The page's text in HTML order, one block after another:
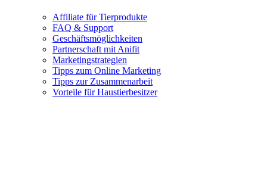
Affiliate für Tierprodukte
FAQ & Support
Geschäftsmöglichkeiten
Partnerschaft mit Anifit
Marketingstrategien
Tipps zum Online Marketing
Tipps zur Zusammenarbeit
Vorteile für Haustierbesitzer